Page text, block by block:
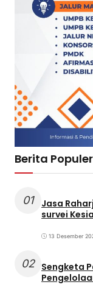
Berita Populer
01
Jasa
survei
13 Desember
02 Sengketa